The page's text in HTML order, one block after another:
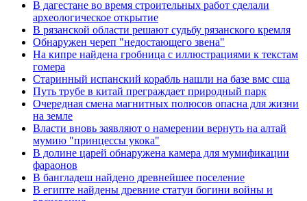
В дагестане во время строительных работ сделали
археологическое открытие
В рязанской области решают судьбу рязанского кремля
Обнаружен череп "недостающего звена"
На кипре найдена гробница с иллюстрациями к текстам
гомера
Старинный испанский корабль нашли на базе вмс сша
Путь трубе в китай преграждает природный парк
Очередная смена магнитных полюсов опасна для жизни
на земле
Власти вновь заявляют о намерении вернуть на алтай
мумию "принцессы укока"
В долине царей обнаружена камера для мумификации
фараонов
В бангладеш найдено древнейшее поселение
В египте найдены древние статуи богини войны и